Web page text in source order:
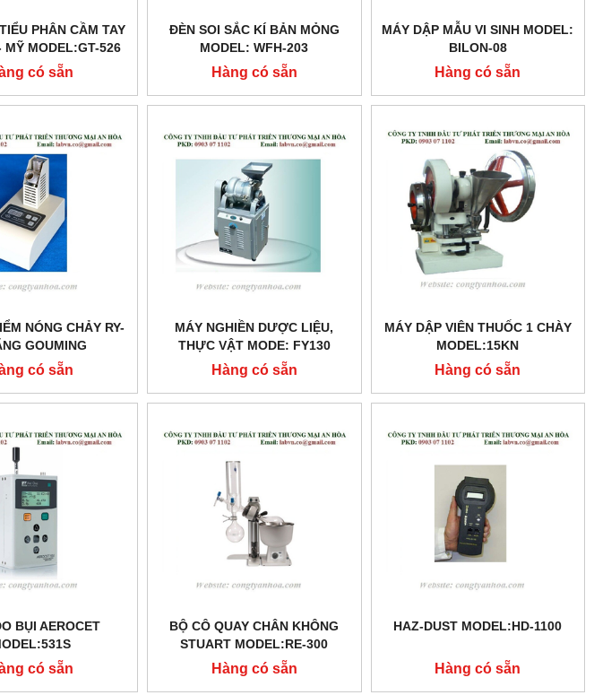
PHÂN CẦM TAY
MỸ MODEL:GT-526
có sẵn
ĐÈN SOI SẮC KÍ BẢN MỎNG
MODEL: WFH-203
Hàng có sẵn
MÁY DẬP MẪU VI SINH MODEL:
BILON-08
Hàng có sẵn
NÓNG CHẢY RY-
GOUMING
có sẵn
MÁY NGHIỀN DƯỢC LIỆU,
THỰC VẬT MODE: FY130
Hàng có sẵn
MÁY DẬP VIÊN THUỐC 1 CHÀY
MODEL:15KN
Hàng có sẵn
BỤI AEROCET
có sẵn
BỘ CÔ QUAY CHÂN KHÔNG
STUART MODEL:RE-300
Hàng có sẵn
HAZ-DUST MODEL:HD-1100
Hàng có sẵn